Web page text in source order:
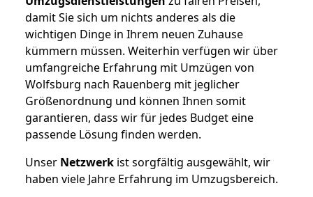
damit Sie sich um nichts anderes als die
wichtigen Dinge in Ihrem neuen Zuhause
kümmern müssen. Weiterhin verfügen wir über
umfangreiche Erfahrung mit Umzügen von
Wolfsburg nach Rauenberg mit jeglicher
Größenordnung und können Ihnen somit
garantieren, dass wir für jedes Budget eine
passende Lösung finden werden.
Unser Netzwerk ist sorgfältig ausgewählt, wir
haben viele Jahre Erfahrung im Umzugsbereich.